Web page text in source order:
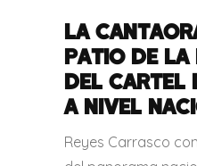
LA
PATIO DE LA
DEL CARTEL
A NIVEL
Reyes Carrasco